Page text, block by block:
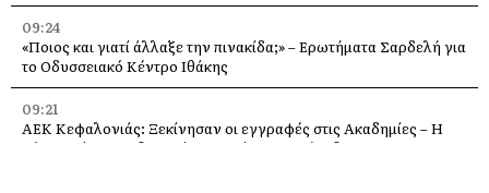
09:24
«Ποιος και γιατί άλλαξε την πινακίδα;» – Ερωτήματα Σαρδελή για
το Οδυσσειακό Κέντρο Ιθάκης
09:21
ΑΕΚ Κεφαλονιάς: Ξεκίνησαν οι εγγραφές στις Ακαδημίες – Η
νέα γενιά του ποδοσφαίρου μπαίνει στο γήπεδο